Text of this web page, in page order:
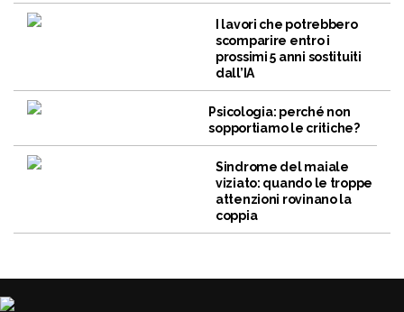
I lavori che potrebbero
scomparire entro i
prossimi 5 anni sostituiti
dall’IA
Psicologia: perché non
sopportiamo le critiche?
Sindrome del maiale
viziato: quando le troppe
attenzioni rovinano la
coppia